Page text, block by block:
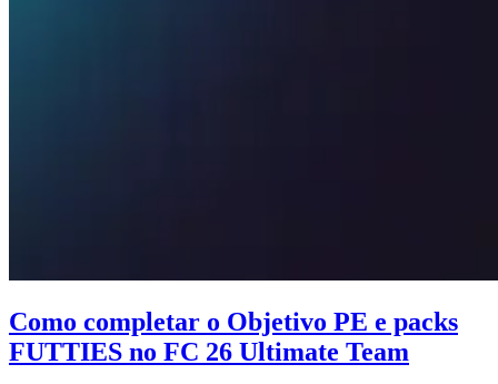
Como completar o Objetivo PE e packs
FUTTIES no FC 26 Ultimate Team